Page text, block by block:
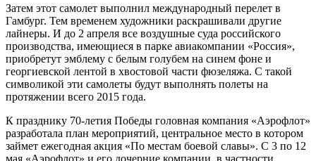
Затем этот самолет выполнил международный перелет в
Гамбург. Тем временем художники раскрашивали другие
лайнеры. И до 2 апреля все воздушные суда российского
производства, имеющиеся в парке авиакомпании «Россия»,
приобретут эмблему с белым голубем на синем фоне и
георгиевской лентой в хвостовой части фюзеляжа. С такой
символикой эти самолеты будут выполнять полеты на
протяжении всего 2015 года.
К празднику 70-летия Победы головная компания «Аэрофлот»
разработала план мероприятий, центральное место в котором
займет ежегодная акция «По местам боевой славы». С 3 по 12